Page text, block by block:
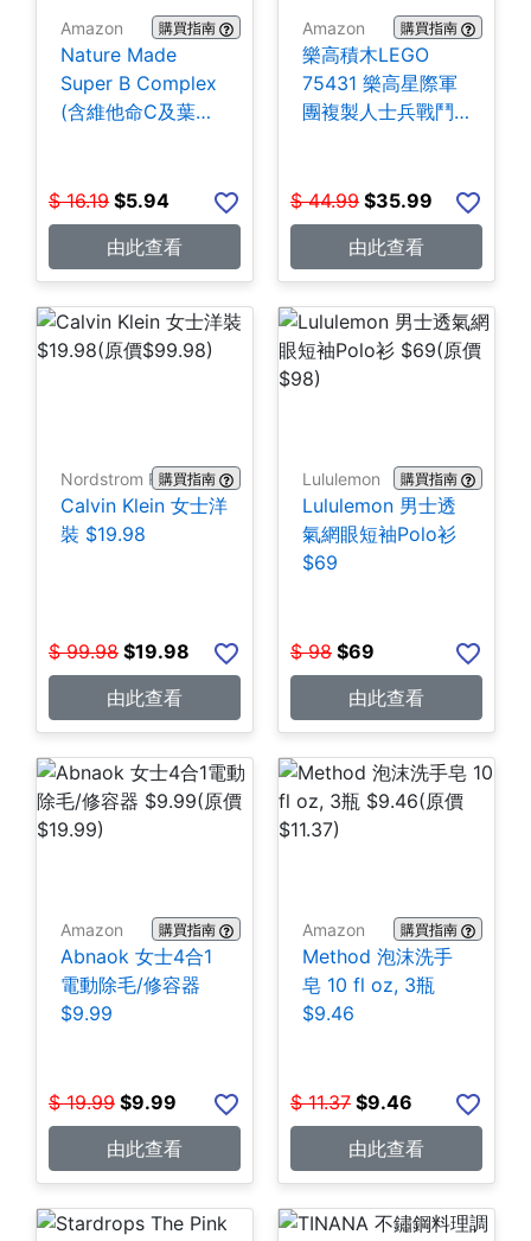
Amazon 購買指南
Nature Made
Super B Complex
(含維他命C及葉酸)
$ 16.19 $5.94
由此查看
Amazon 購買指南
樂高積木LEGO
75431 樂高星際軍
團複製人士兵戰鬥
$ 44.99 $35.99
由此查看
Nordstrom Rack購買指南
Calvin Klein 女士洋
裝 $19.98
$ 99.98 $19.98
由此查看
Lululemon 購買指南
Lululemon 男士透
氣網眼短袖Polo衫
$69
$ 98 $69
由此查看
Amazon 購買指南
Abnaok 女士4合1
電動除毛/修容器
$9.99
$ 19.99 $9.99
由此查看
Amazon 購買指南
Method 泡沫洗手
皂 10 fl oz, 3瓶
$9.46
$ 11.37 $9.46
由此查看